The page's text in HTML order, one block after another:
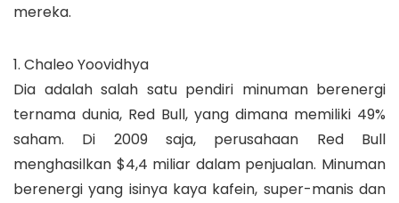
mereka.
1. Chaleo Yoovidhya
Dia adalah salah satu pendiri minuman berenergi
ternama dunia, Red Bull, yang dimana memiliki 49%
saham. Di 2009 saja, perusahaan Red Bull
menghasilkan $4,4 miliar dalam penjualan. Minuman
berenergi yang isinya kaya kafein, super-manis dan